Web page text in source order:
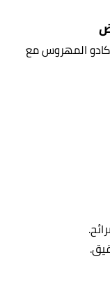
المهروس مع